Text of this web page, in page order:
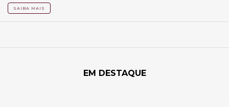
SAIBA MAIS
EM DESTAQUE